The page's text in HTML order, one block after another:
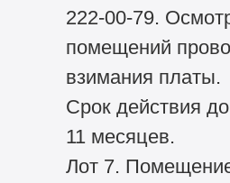
222-00-79.
помещений
взимания платы.
Срок действия
11 месяцев.
Лот 7.